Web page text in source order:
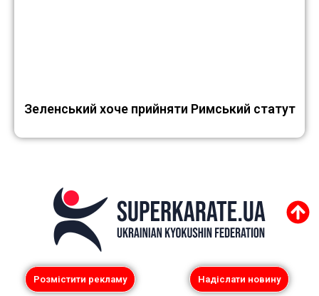
Зеленський хоче прийняти Римський статут
Розмістити рекламу Надіслати новину